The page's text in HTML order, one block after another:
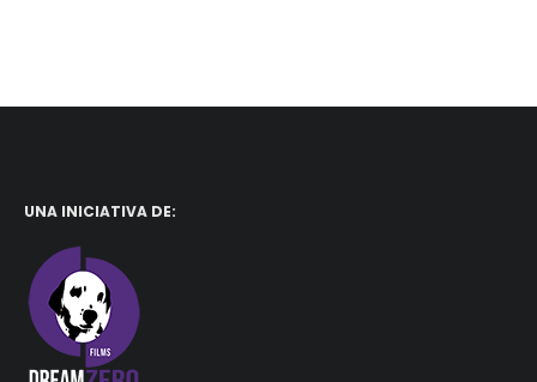
UNA INICIATIVA DE: